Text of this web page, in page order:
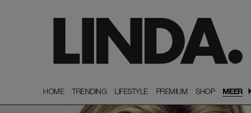
HOME
HOME TRENDING
TRENDING LIFESTYLE
LIFESTYLE PREMIUM
PREMIUM SHOP
SHOP MEER